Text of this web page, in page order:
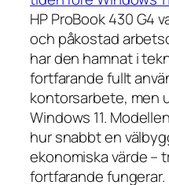
HP ProBook 430 G4
och påkostad
har den hamnat i
fortfarande fullt
kontorsarbete, men
Windows 11.
hur snabbt en
ekonomiska värde –
fortfarande fungerar.